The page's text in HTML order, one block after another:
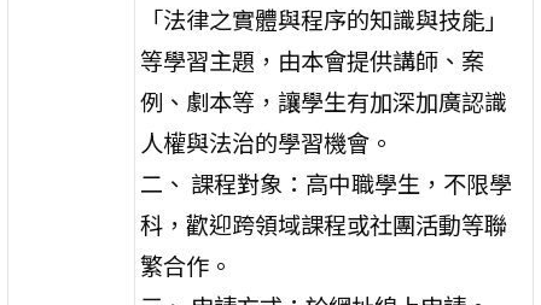
「法律之實體與程序的知識與技能」
等學習主題，由本會提供講師、案
例、劇本等，讓學生有加深加廣認識
人權與法治的學習機會。
二、 課程對象：高中職學生，不限學
科，歡迎跨領域課程或社團活動等聯
繁合作。